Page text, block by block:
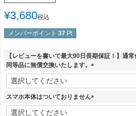
¥3,680税込
メンバーポイント 37 Pt
【レビューを書いて最大90日長期保証！】通
同等品に無償交換いたします。
(
須
スマホ本体はついておりません
(